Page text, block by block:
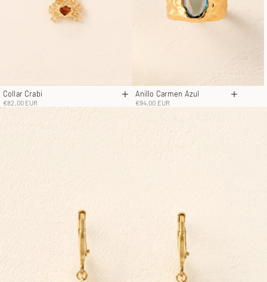
Collar Crabi
Precio de oferta
€82,00 EUR Añadir a la cesta
Anillo Carmen Azul
Precio de oferta
€94,00 EUR Elige